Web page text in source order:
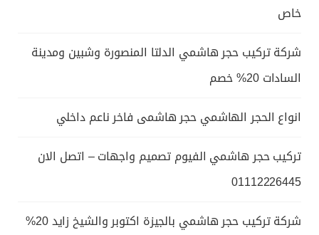
خاص
شركة تركيب حجر هاشمي الدلتا المنصورة وشبين ومدينة
السادات 20% خصم
انواع الحجر الهاشمي حجر هاشمى فاخر ناعم داخلي
تركيب حجر هاشمي الفيوم تصميم واجهات – اتصل الان
01112226445
شركة تركيب حجر هاشمي بالجيزة اكتوبر والشيخ زايد 20%